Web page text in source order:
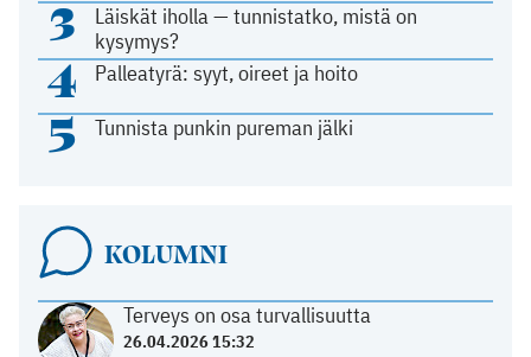
3
Läiskät iholla — tunnistatko, mistä on
kysymys?
4 Palleatyrä: syyt, oireet ja hoito
5 Tunnista punkin pureman jälki
KOLUMNI
Terveys on osa turvallisuutta
26.04.2026 15:32